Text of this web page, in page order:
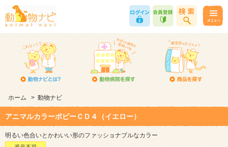
ホーム > 動物ナビ
アニマルカラーポピーＣＤ４（イエロー）
明るい色合いとかわいい形のファッショナブルなカラー